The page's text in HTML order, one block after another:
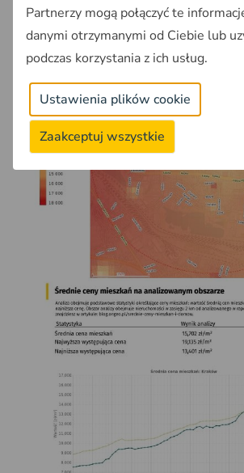
Partnerzy mogą połączyć te
danymi otrzymanymi od Ciebie lub
podczas korzystania z ich usług.
Ustawienia plików cookie
Zaakceptuj wszystkie